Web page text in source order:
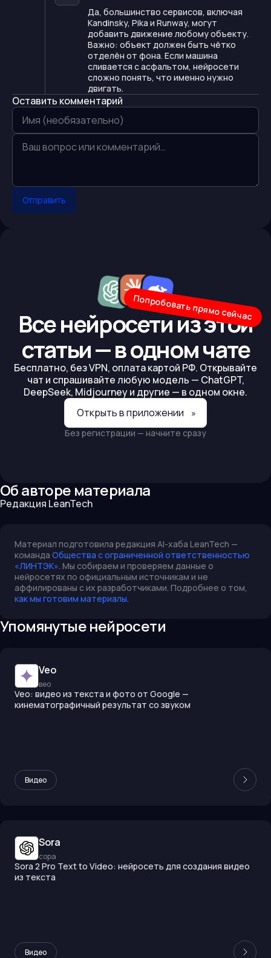
Да, большинство сервисов, включая
Kandinsky, Pika и Runway, могут
добавить движение любому объекту.
Важно: объект должен быть чётко
отделён от фона. Если машина
сливается с асфальтом, нейросети
сложно понять, что именно нужно
двигать.
Оставить комментарий
Отправить
Все нейросети из этой
статьи — в одном чате
Попробовать прямо сейчас
Бесплатно, без VPN, оплата картой РФ. Открывайте
чат и спрашивайте любую модель — ChatGPT,
DeepSeek, Midjourney и другие — в одном окне.
Открыть в приложении
»
Без регистрации — начните сразу
Об авторе материала
Редакция LeanTech
Материал подготовила редакция AI-хаба LeanTech —
команда Общества с ограниченной ответственностью
«ЛИНТЭК». Мы собираем и проверяем данные о
нейросетях по официальным источникам и не
аффилированы с их разработчиками. Подробнее о том,
как мы готовим материалы.
Упомянутые нейросети
Veo
вео
Veo: видео из текста и фото от Google —
кинематографичный результат со звуком
Видео
Sora
сора
Sora 2 Pro Text to Video: нейросеть для создания видео
из текста
Видео